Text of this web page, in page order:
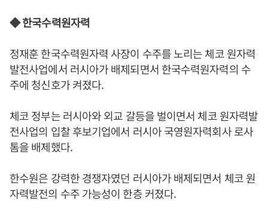
◆ 한국수력원자력
정재훈 한국수력원자력 사장이 수주를 노리는 체코 원자력
발전사업에서 러시아가 배제되면서 한국수력원자력의 수
주에 청신호가 켜졌다.
체코 정부는 러시아와 외교 갈등을 벌이면서 체코 원자력발
전사업의 입찰 후보기업에서 러시아 국영원자력회사 로사
톰을 배제했다.
한수원은 강력한 경쟁자였던 러시아가 배제되면서 체코 원
자력발전의 수주 가능성이 한층 커졌다.